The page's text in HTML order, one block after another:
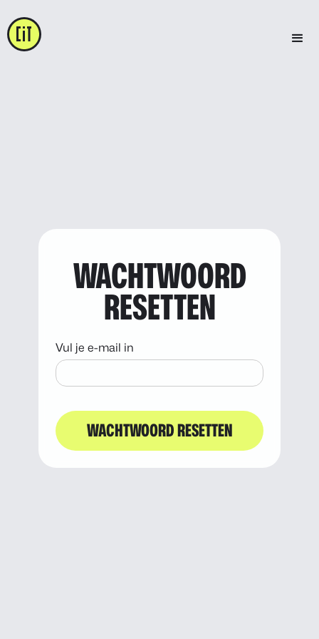
WACHTWOORD
RESETTEN
Vul je e-mail in